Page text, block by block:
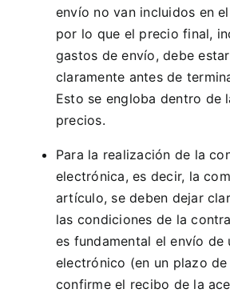
envío no van incluidos en
por lo que el precio final,
gastos de envío, debe
claramente antes de
Esto se engloba dentro de
precios.
Para la realización de la
electrónica, es decir, la
artículo, se deben dejar
las condiciones de la
es fundamental el envío de
electrónico (en un plazo
confirme el recibo de la